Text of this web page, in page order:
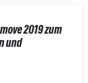
2019 zum
und